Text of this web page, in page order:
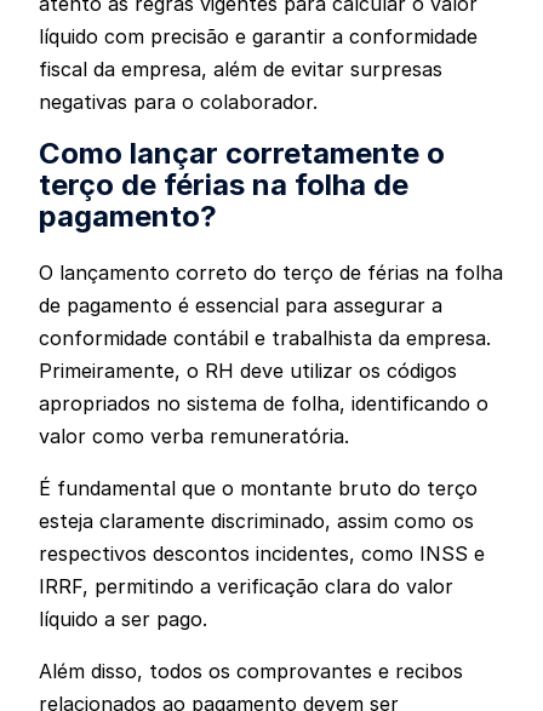
líquido com precisão e garantir a conformidade
fiscal da empresa, além de evitar surpresas
negativas para o colaborador.
Como lançar corretamente o
terço de férias na folha de
pagamento?
O lançamento correto do terço de férias na folha
de pagamento é essencial para assegurar a
conformidade contábil e trabalhista da empresa.
Primeiramente, o RH deve utilizar os códigos
apropriados no sistema de folha, identificando o
valor como verba remuneratória.
É fundamental que o montante bruto do terço
esteja claramente discriminado, assim como os
respectivos descontos incidentes, como INSS e
IRRF, permitindo a verificação clara do valor
líquido a ser pago.
Além disso, todos os comprovantes e recibos
relacionados ao pagamento devem ser